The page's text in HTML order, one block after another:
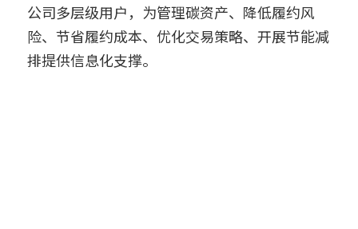
公司多层级用户，为管理碳资产、降低履约风
险、节省履约成本、优化交易策略、开展节能减
排提供信息化支撑。